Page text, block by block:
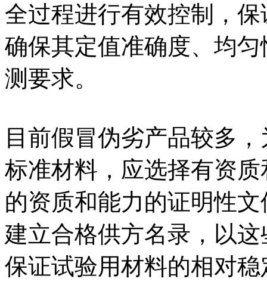
全过程进行有效控制，
确保其定值准确度、均
测要求。
目前假冒伪劣产品较多
标准材料，应选择有资
的资质和能力的证明性
建立合格供方名录，以
保证试验用材料的相对